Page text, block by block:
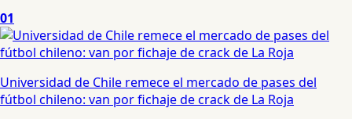
01
Universidad de Chile remece el mercado de pases del
fútbol chileno: van por fichaje de crack de La Roja